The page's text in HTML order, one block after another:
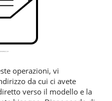
operazioni, vi
da cui ci avete
verso il modello e la